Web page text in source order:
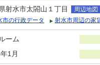
射水市太閤山１丁目
周辺地図
市の行政データ
射水市周辺の家
ーム
1月